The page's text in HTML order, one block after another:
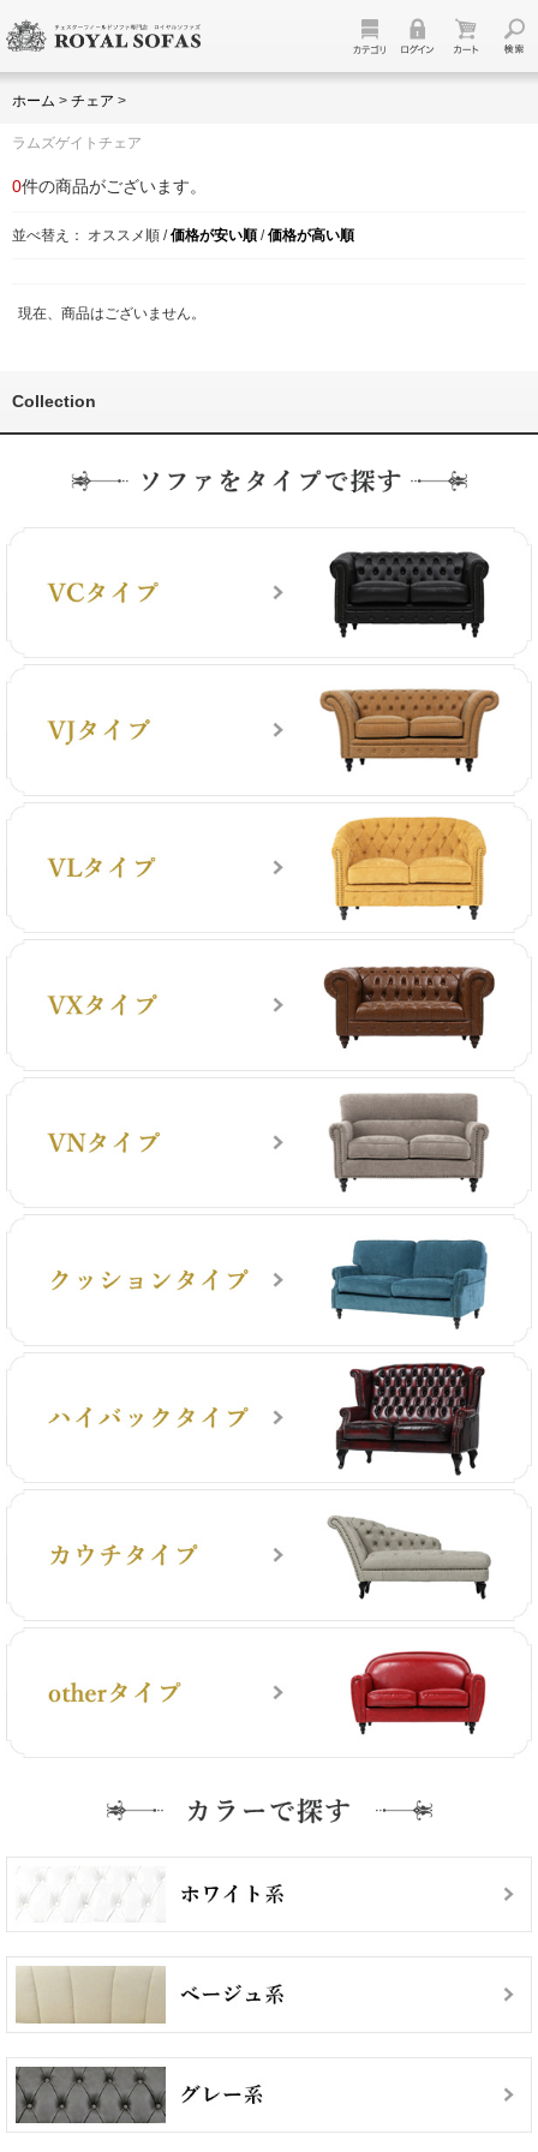
ホーム > チェア >
ラムズゲイトチェア
0件の商品がございます。
並べ替え： オススメ順 /価格が安い順 /価格が高い順
現在、商品はございません。
Collection